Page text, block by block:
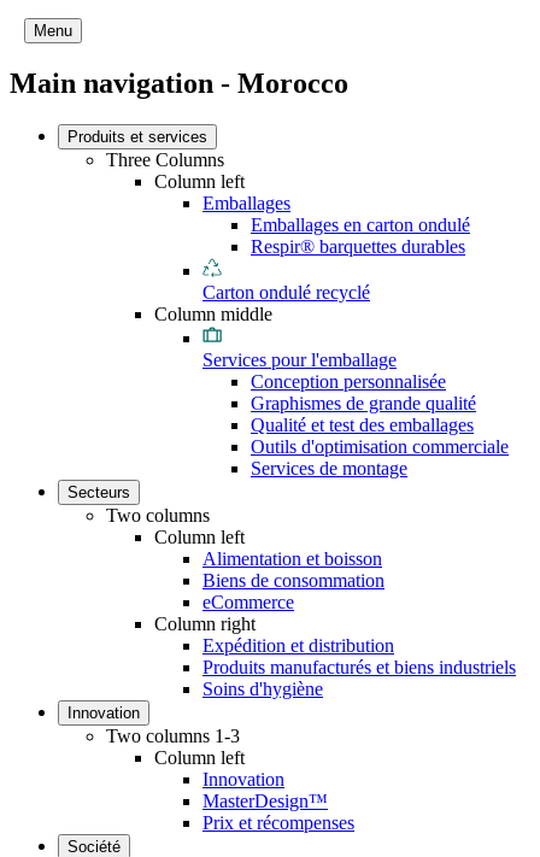
Menu
Main navigation - Morocco
Produits et services
Three Columns
Column left
Emballages
Emballages en carton ondulé
Respir® barquettes durables
Carton ondulé recyclé
Column middle
Services pour l'emballage
Conception personnalisée
Graphismes de grande qualité
Qualité et test des emballages
Outils d'optimisation commerciale
Services de montage
Secteurs
Two columns
Column left
Alimentation et boisson
Biens de consommation
eCommerce
Column right
Expédition et distribution
Produits manufacturés et biens industriels
Soins d'hygiène
Innovation
Two columns 1-3
Column left
Innovation
MasterDesign™
Prix et récompenses
Société